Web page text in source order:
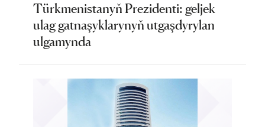
Türkmenistanyň Prezidenti: geljek
ulag gatnaşyklarynyň utgaşdyrylan
ulgamynda